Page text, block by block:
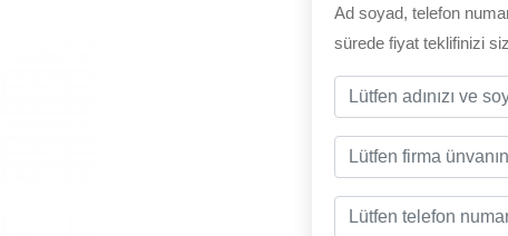
Ad soyad, telefon
sürede fiyat teklifinizi